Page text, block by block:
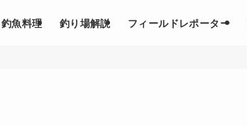
釣魚料理 釣り場解説 フィールドレポーター